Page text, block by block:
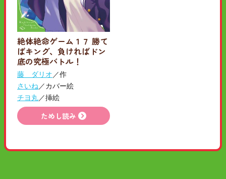
絶体絶命ゲーム１７ 勝て
ばキング、負ければドン
底の究極バトル！
藤 ダリオ ／作
さいね ／カバー絵
チヨ丸／挿絵
ためし読み